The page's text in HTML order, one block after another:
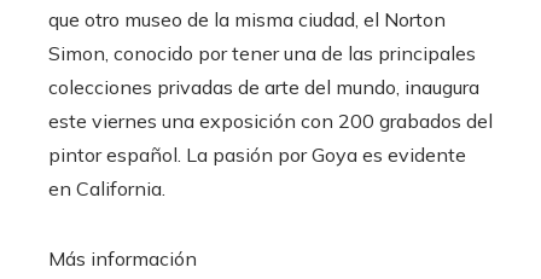
que otro museo de la misma ciudad, el Norton
Simon, conocido por tener una de las principales
colecciones privadas de arte del mundo, inaugura
este viernes una exposición con 200 grabados del
pintor español. La pasión por Goya es evidente
en California.
Más información